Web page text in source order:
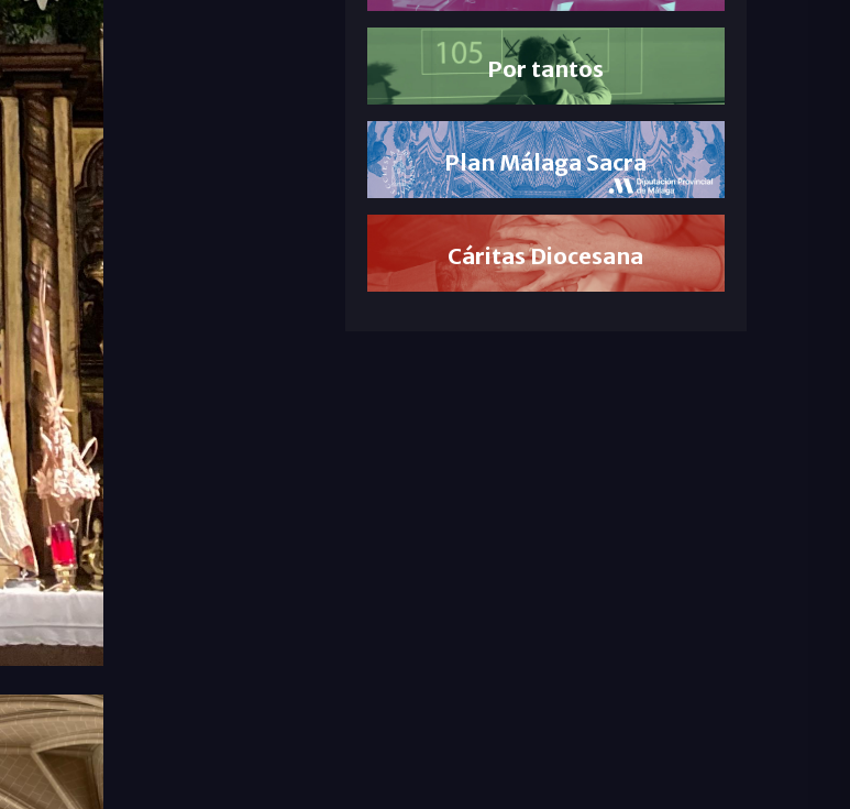
Por tantos
Plan Málaga Sacra
Cáritas Diocesana